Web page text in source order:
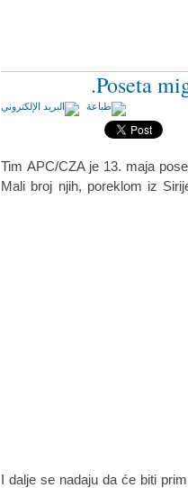
Poseta
Tim APC/CZA je 13. maja
Mali broj njih, poreklom iz
I dalje se nadaju da će biti